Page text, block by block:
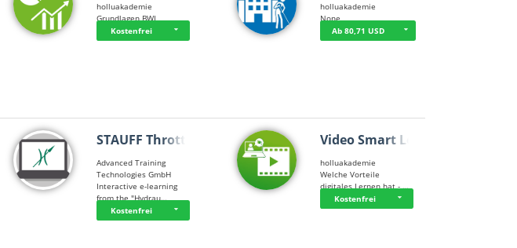
holluakademie
Grundlagen BWL
Kostenfrei
holluakademie
None
Ab 80,71 USD
STAUFF Throttle…
Advanced Training
Technologies GmbH
Interactive e-learning
from the "Hydrau…
Kostenfrei
Video Smart Lea…
holluakademie
Welche Vorteile
digitales Lernen hat - …
Kostenfrei